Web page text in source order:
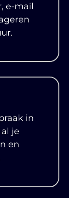
e-mail
in
je
en